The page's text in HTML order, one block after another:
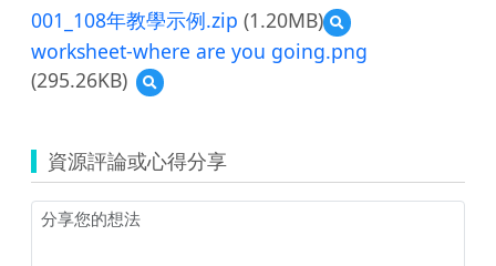
001_108年教學示例.zip (1.20MB)
預
覽
001_108
worksheet-where are you going.png
(295.26KB)
預
覽
are
you
going.png
資源評論或心得分享